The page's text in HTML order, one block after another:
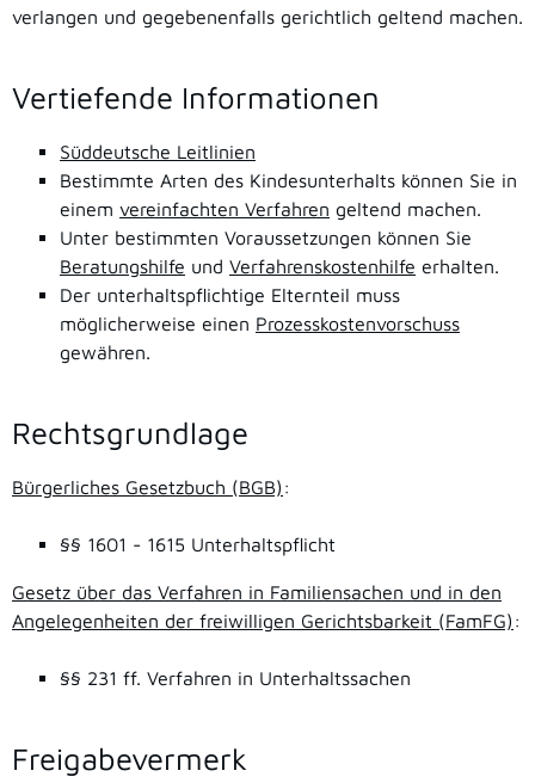
verlangen und gegebenenfalls gerichtlich geltend machen.
Vertiefende Informationen
Süddeutsche Leitlinien
Bestimmte Arten des Kindesunterhalts können Sie in
einem vereinfachten Verfahren geltend machen.
Unter bestimmten Voraussetzungen können Sie
Beratungshilfe und Verfahrenskostenhilfe erhalten.
Der unterhaltspflichtige Elternteil muss
möglicherweise einen Prozesskostenvorschuss
gewähren.
Rechtsgrundlage
Bürgerliches Gesetzbuch (BGB) :
§§ 1601 - 1615 Unterhaltspflicht
Gesetz über das Verfahren in Familiensachen und in den
Angelegenheiten der freiwilligen Gerichtsbarkeit (FamFG) :
§§ 231 ff. Verfahren in Unterhaltssachen
Freigabevermerk